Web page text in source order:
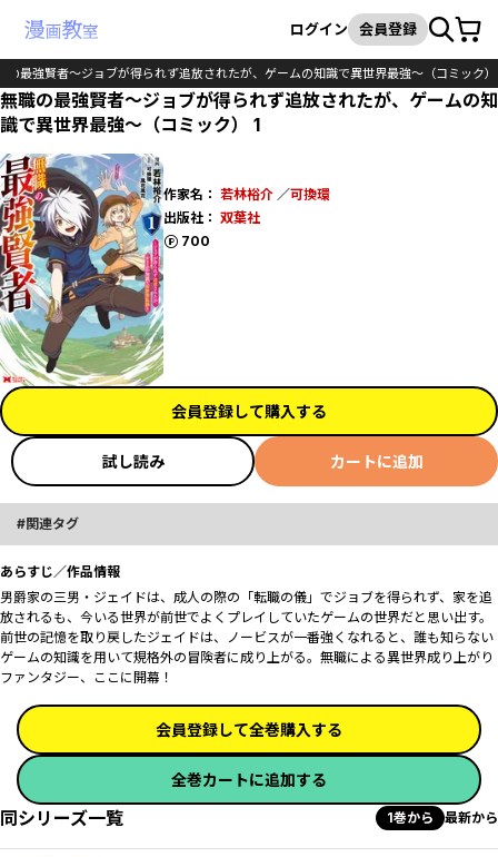
検索
ログイン 会員登録カート
の最強賢者～ジョブが得られず追放されたが、ゲームの知識で異世界最強～（コミック）
無職の最強賢者～ジョブが得られず追放されたが、ゲームの知
識で異世界最強～（コミック） 1
作家名： 若林裕介／可換環
出版社： 双葉社
700
ポイント
会員登録して購入する
試し読み カートに追加
関連タグ
あらすじ／作品情報
男爵家の三男・ジェイドは、成人の際の「転職の儀」でジョブを得られず、家を追
放されるも、今いる世界が前世でよくプレイしていたゲームの世界だと思い出す。
前世の記憶を取り戻したジェイドは、ノービスが一番強くなれると、誰も知らない
ゲームの知識を用いて規格外の冒険者に成り上がる。無職による異世界成り上がり
ファンタジー、ここに開幕！
会員登録して全巻購入する
全巻カートに追加する
同シリーズ一覧 1巻から 最新から